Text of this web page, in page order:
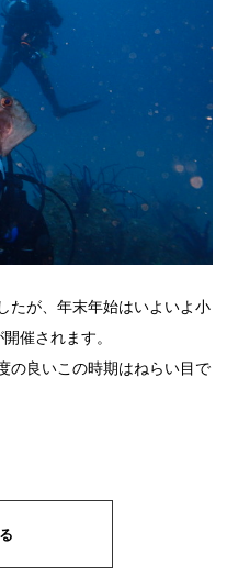
たが、年末年始はいよいよ小
催されます。
の良いこの時期はねらい目で